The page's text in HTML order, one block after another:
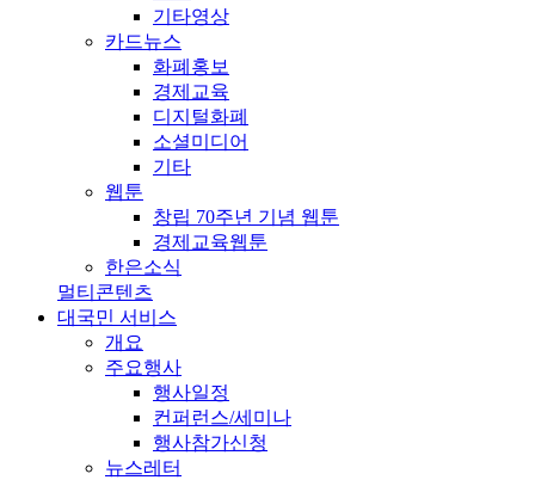
기타영상
카드뉴스
화폐홍보
경제교육
디지털화폐
소셜미디어
기타
웹툰
창립 70주년 기념 웹툰
경제교육웹툰
한은소식
멀티콘텐츠
대국민 서비스
개요
주요행사
행사일정
컨퍼런스/세미나
행사참가신청
뉴스레터